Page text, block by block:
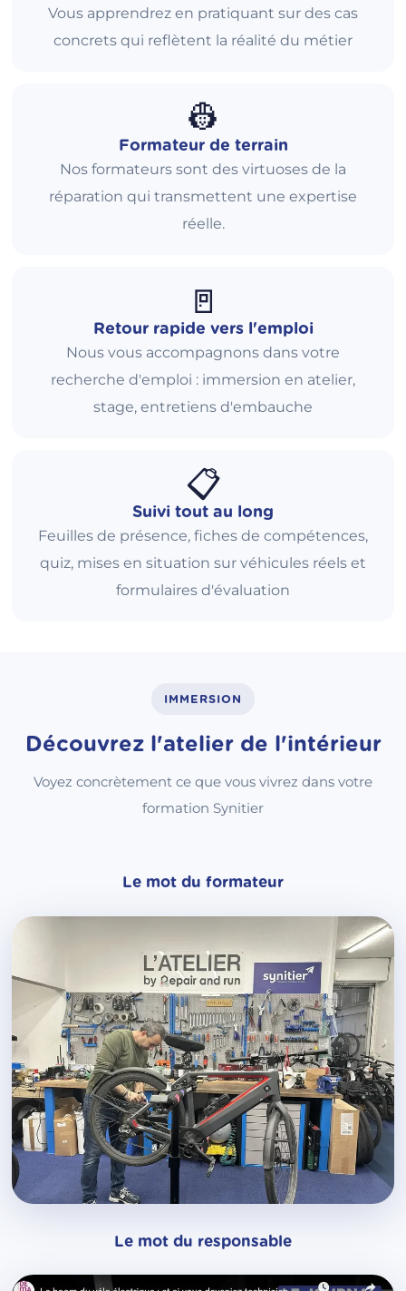
Vous apprendrez en pratiquant sur des cas
concrets qui reflètent la réalité du métier
👷
Formateur de terrain
Nos formateurs sont des virtuoses de la
réparation qui transmettent une expertise
réelle.
🚪
Retour rapide vers l'emploi
Nous vous accompagnons dans votre
recherche d'emploi : immersion en atelier,
stage, entretiens d'embauche
📋
Suivi tout au long
Feuilles de présence, fiches de compétences,
quiz, mises en situation sur véhicules réels et
formulaires d'évaluation
IMMERSION
Découvrez l'atelier de l'intérieur
Voyez concrètement ce que vous vivrez dans votre
formation Synitier
Le mot du formateur
Le mot du responsable